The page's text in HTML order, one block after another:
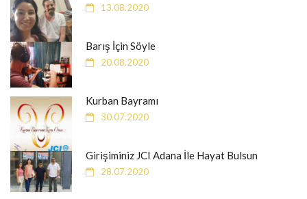
13.08.2020
Barış İçin Söyle
20.08.2020
Kurban Bayramı
30.07.2020
Girişiminiz JCI Adana İle Hayat Bulsun
28.07.2020